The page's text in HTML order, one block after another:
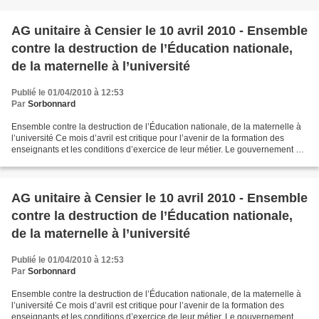
AG unitaire à Censier le 10 avril 2010 - Ensemble
contre la destruction de l’Éducation nationale,
de la maternelle à l’université
Publié le 01/04/2010 à 12:53
Par Sorbonnard
Ensemble contre la destruction de l’Éducation nationale, de la maternelle à
l’université Ce mois d’avril est critique pour l’avenir de la formation des
enseignants et les conditions d’exercice de leur métier. Le gouvernement est
AG unitaire à Censier le 10 avril 2010 - Ensemble
contre la destruction de l’Éducation nationale,
de la maternelle à l’université
Publié le 01/04/2010 à 12:53
Par Sorbonnard
Ensemble contre la destruction de l’Éducation nationale, de la maternelle à
l’université Ce mois d’avril est critique pour l’avenir de la formation des
enseignants et les conditions d’exercice de leur métier. Le gouvernement est